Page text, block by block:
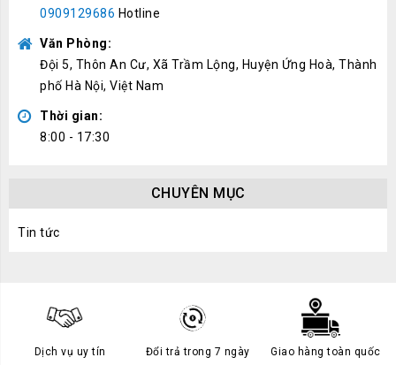
0909129686 Hotline
Văn Phòng:
Đội 5, Thôn An Cư, Xã Trầm Lộng, Huyện Ứng Hoà, Thành
phố Hà Nội, Việt Nam
Thời gian:
8:00 - 17:30
CHUYÊN MỤC
Tin tức
Dịch vụ uy tín Đổi trả trong 7 ngày Giao hàng toàn quốc